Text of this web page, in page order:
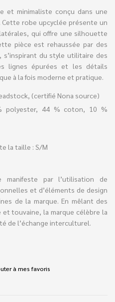
et minimaliste conçu dans une
robe upcyclée présente un
qui offre une silhouette
pièce est rehaussée par des
du style utilitaire des
lignes épurées et les détails
à la fois moderne et pratique.
(certifié Nona source)
polyester, 44 % coton, 10 %
la taille : S/M
par l’utilisation de
et d’éléments de design
de la marque. En mêlant des
touvaine, la marque célèbre la
de l’échange interculturel.
à mes favoris